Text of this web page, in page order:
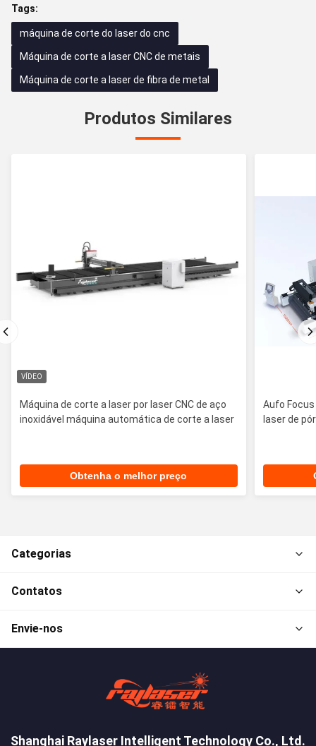
Tags:
máquina de corte do laser do cnc
Máquina de corte a laser CNC de metais
Máquina de corte a laser de fibra de metal
Produtos Similares
VÍDEO
Máquina de corte a laser por laser CNC de aço
inoxidável máquina automática de corte a laser
Obtenha o melhor preço
Aufo
laser de
Categorias
Contatos
Envie-nos
Shanghai Raylaser Intelligent Technology Co., Ltd.